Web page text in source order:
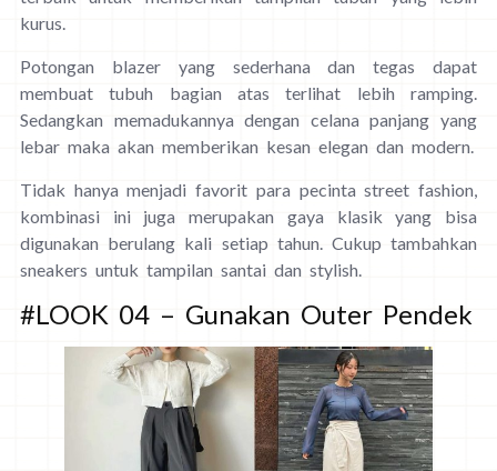
kurus.
Potongan blazer yang sederhana dan tegas dapat
membuat tubuh bagian atas terlihat lebih ramping.
Sedangkan memadukannya dengan celana panjang yang
lebar maka akan memberikan kesan elegan dan modern.
Tidak hanya menjadi favorit para pecinta street fashion,
kombinasi ini juga merupakan gaya klasik yang bisa
digunakan berulang kali setiap tahun. Cukup tambahkan
sneakers untuk tampilan santai dan stylish.
#LOOK 04 – Gunakan Outer Pendek